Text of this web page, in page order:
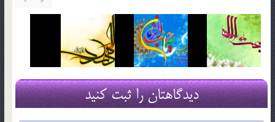
دیدگاهتان را ثبت کنید